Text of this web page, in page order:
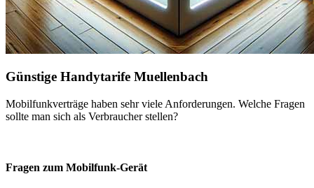
Günstige Handytarife Muellenbach
Mobilfunkverträge haben sehr viele Anforderungen. Welche Fragen
sollte man sich als Verbraucher stellen?
Fragen zum Mobilfunk-Gerät